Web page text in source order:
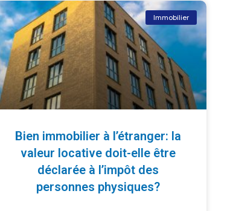
Immobilier
Bien immobilier à l’étranger: la
valeur locative doit-elle être
déclarée à l’impôt des
personnes physiques?